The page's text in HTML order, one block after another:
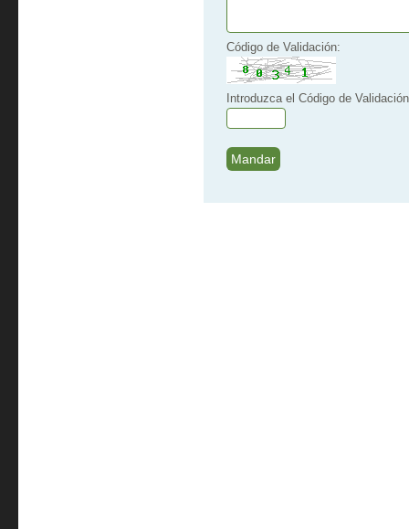
Código de Validación:
Introduzca el Código de